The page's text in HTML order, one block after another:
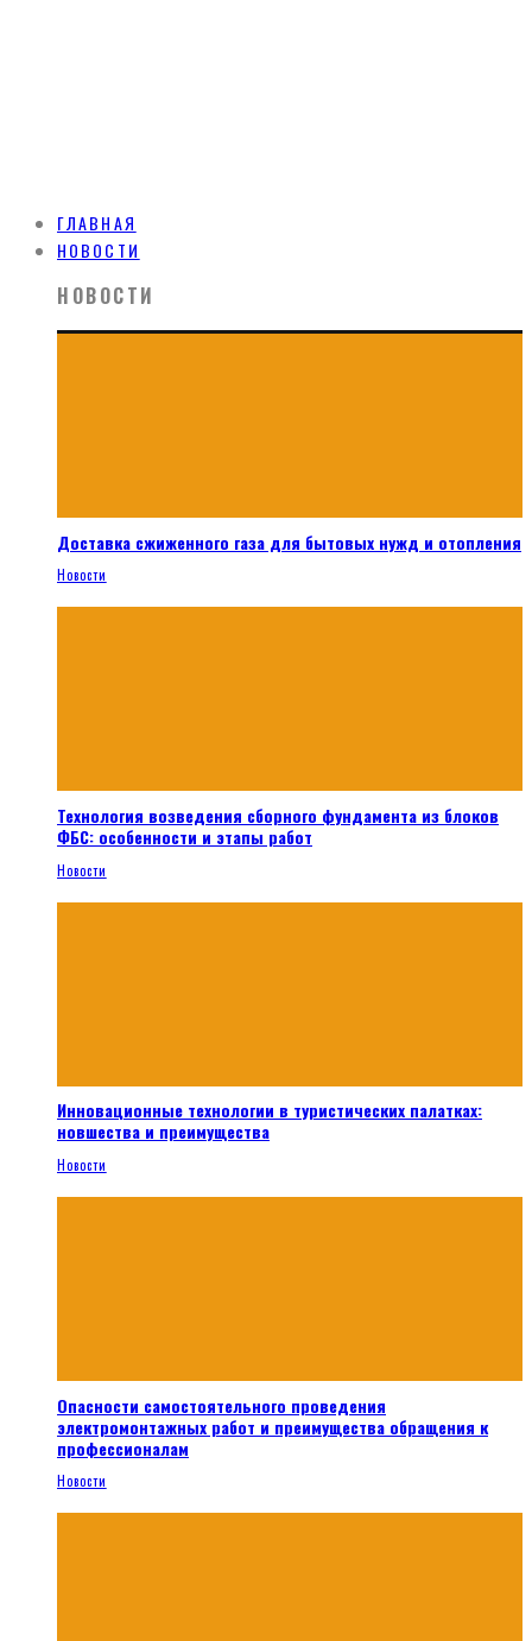
ГЛАВНАЯ
НОВОСТИ
НОВОСТИ
Доставка сжиженного газа для бытовых нужд и отопления
Новости
Технология возведения сборного фундамента из блоков
ФБС: особенности и этапы работ
Новости
Инновационные технологии в туристических палатках:
новшества и преимущества
Новости
Опасности самостоятельного проведения
электромонтажных работ и преимущества обращения к
профессионалам
Новости